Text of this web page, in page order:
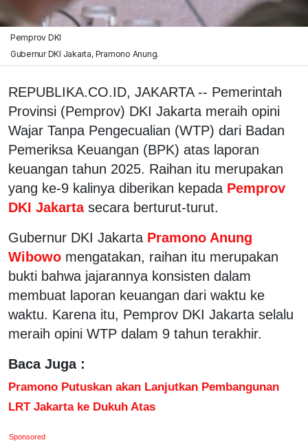
Pemprov DKI
Gubernur DKI Jakarta, Pramono Anung.
REPUBLIKA.CO.ID, JAKARTA -- Pemerintah
Provinsi (Pemprov) DKI Jakarta meraih opini
Wajar Tanpa Pengecualian (WTP) dari Badan
Pemeriksa Keuangan (BPK) atas laporan
keuangan tahun 2025. Raihan itu merupakan
yang ke-9 kalinya diberikan kepada Pemprov
DKI Jakarta secara berturut-turut.
Gubernur DKI Jakarta Pramono Anung
Wibowo mengatakan, raihan itu merupakan
bukti bahwa jajarannya konsisten dalam
membuat laporan keuangan dari waktu ke
waktu. Karena itu, Pemprov DKI Jakarta selalu
meraih opini WTP dalam 9 tahun terakhir.
Baca Juga :
Pramono Putuskan akan Lanjutkan Pembangunan
LRT Jakarta ke Dukuh Atas
Sponsored